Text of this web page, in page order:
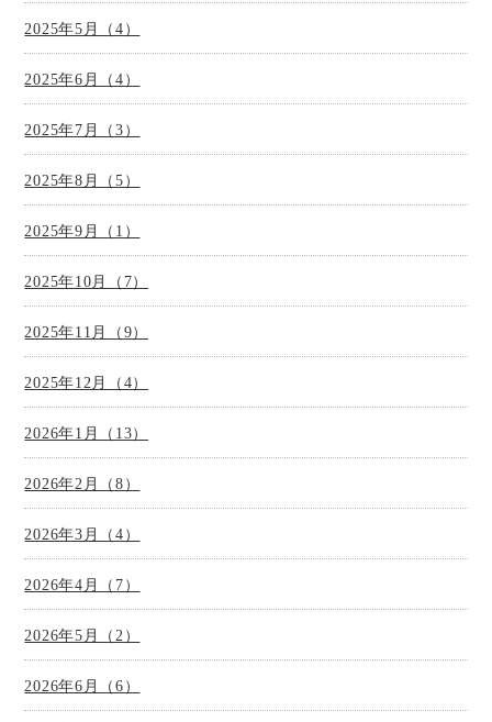
2025年5月（4）
2025年6月（4）
2025年7月（3）
2025年8月（5）
2025年9月（1）
2025年10月（7）
2025年11月（9）
2025年12月（4）
2026年1月（13）
2026年2月（8）
2026年3月（4）
2026年4月（7）
2026年5月（2）
2026年6月（6）